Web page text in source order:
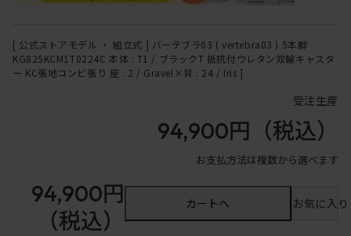
[ 公式ストアモデル ・ 組立式 ] バーテブラ03 ( vertebra03 ) 5本脚
KG825KCM1T0224C 本体 : T1 / ブラックT 抵抗付ウレタン双輪キャスタ
ー KC張地コンビ張り 座 : 2 / Gravel×背 : 24 / Iris ]
受注生産
94,900円 （税込）
お支払方法は複数から選べます
94,900円
（税込）
カートへ お気に入